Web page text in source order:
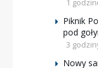
1
Piknik
pod
3
Nowy